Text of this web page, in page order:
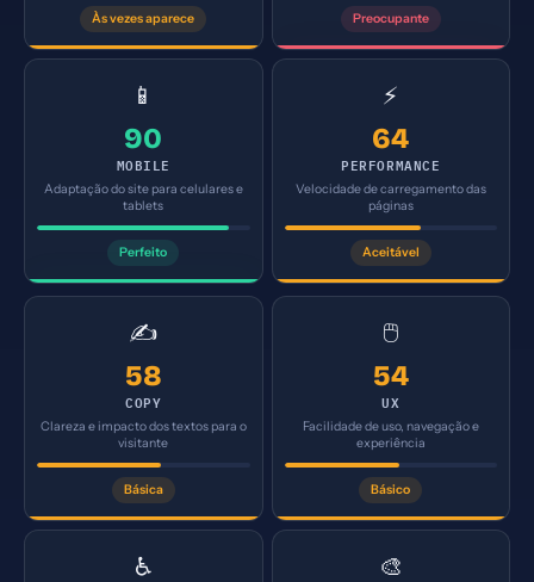
Às vezes aparece Preocupante
📱
90
MOBILE
Adaptação do site para celulares e
tablets
Perfeito
⚡
64
PERFORMANCE
Velocidade de carregamento das
páginas
Aceitável
✍️
58
COPY
Clareza e impacto dos textos para o
visitante
Básica
🖱️
54
UX
Facilidade de uso, navegação e
experiência
Básico
♿ 🎨